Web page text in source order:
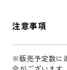
注意事項
※販売予定数に